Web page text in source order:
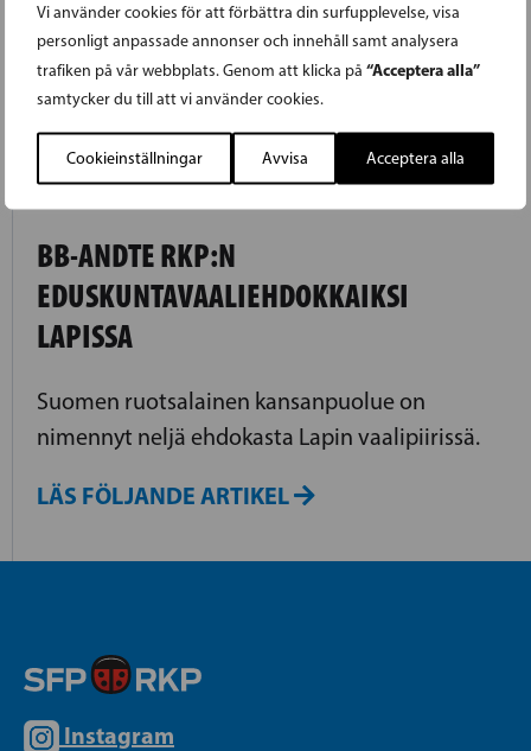
Vi använder cookies för att förbättra din surfupplevelse, visa
personligt anpassade annonser och innehåll samt analysera
trafiken på vår webbplats. Genom att klicka på “Acceptera alla”
samtycker du till att vi använder cookies.
Cookieinställningar Avvisa Acceptera alla
Förslaget förkastades med klara siffror.
LÄS FÖREGÅENDE ARTIKEL
27.02.2015
BB-ANDTE RKP:N
EDUSKUNTAVAALIEHDOKKAIKSI
LAPISSA
Suomen ruotsalainen kansanpuolue on
nimennyt neljä ehdokasta Lapin vaalipiirissä.
LÄS FÖLJANDE ARTIKEL
Instagram